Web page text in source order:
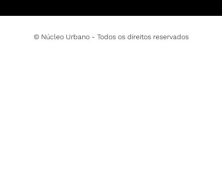
© Núcleo Urbano - Todos os direitos reservados